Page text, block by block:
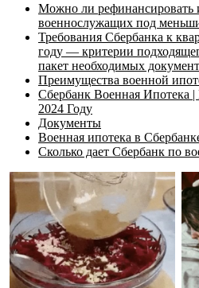
Можно ли рефинансировать
военнослужащих под
Требования Сбербанка к
году — критерии
пакет необходимых
Преимущества военной
Сбербанк Военная Ипотека
2024 Году
Документы
Военная ипотека в
Сколько дает Сбербанк по